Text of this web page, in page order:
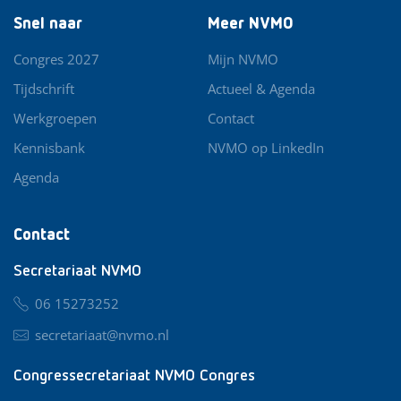
Contact
Secretariaat NVMO
06 15273252
secretariaat@nvmo.nl
Congressecretariaat NVMO Congres
Snel naar
Congres 2027
Tijdschrift
Werkgroepen
Kennisbank
Agenda
Meer NVMO
Mijn NVMO
Actueel & Agenda
Contact
NVMO op LinkedIn